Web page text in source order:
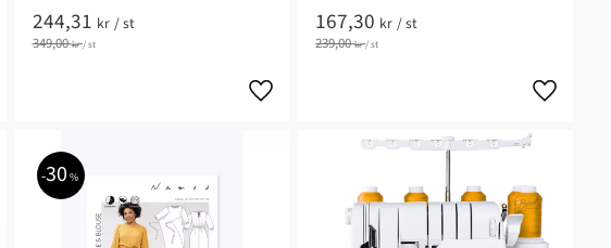
244,31 kr /st
349,00 kr /st
167,30 kr /st
239,00 kr /st
30 %